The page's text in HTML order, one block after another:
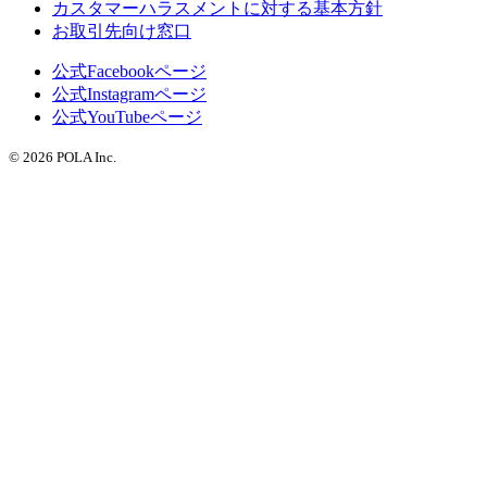
カスタマーハラスメントに対する基本方針
お取引先向け窓口
公式Facebookページ
公式Instagramページ
公式YouTubeページ
© 2026 POLA Inc.